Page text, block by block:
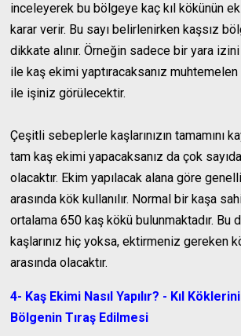
inceleyerek bu bölgeye kaç kıl kökünün
karar verir. Bu sayı belirlenirken kaşsız
dikkate alınır. Örneğin sadece bir yara
ile kaş ekimi yaptıracaksanız muhtemelen
ile işiniz görülecektir.
Çeşitli sebeplerle kaşlarınızın tamamını
tam kaş ekimi yapacaksanız da çok
olacaktır. Ekim yapılacak alana göre
arasında kök kullanılır. Normal bir kaşa
ortalama 650 kaş kökü bulunmaktadır. Bu
kaşlarınız hiç yoksa, ektirmeniz gereken
arasında olacaktır.
4- Kaş Ekimi Nasıl Yapılır? - Kıl
Bölgenin Tıraş Edilmesi